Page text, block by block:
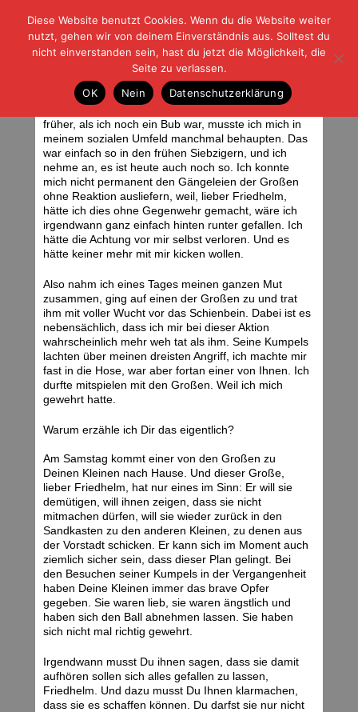
| | |BLOG-GFußball und der Rest
HOME|REGELN|IMPRESSUM |DATENSCHUTZ
Lieber Friedhelm Funkel,
Dienstag, 13.03.07 | 09:25 Uhr
früher, als ich noch ein Bub war, musste ich mich in
meinem sozialen Umfeld manchmal behaupten. Das
war einfach so in den frühen Siebzigern, und ich
nehme an, es ist heute auch noch so. Ich konnte
mich nicht permanent den Gängeleien der Großen
ohne Reaktion ausliefern, weil, lieber Friedhelm,
hätte ich dies ohne Gegenwehr gemacht, wäre ich
irgendwann ganz einfach hinten runter gefallen. Ich
hätte die Achtung vor mir selbst verloren. Und es
hätte keiner mehr mit mir kicken wollen.
Also nahm ich eines Tages meinen ganzen Mut
zusammen, ging auf einen der Großen zu und trat
ihm mit voller Wucht vor das Schienbein. Dabei ist es
nebensächlich, dass ich mir bei dieser Aktion
wahrscheinlich mehr weh tat als ihm. Seine Kumpels
lachten über meinen dreisten Angriff, ich machte mir
fast in die Hose, war aber fortan einer von Ihnen. Ich
durfte mitspielen mit den Großen. Weil ich mich
gewehrt hatte.
Warum erzähle ich Dir das eigentlich?
Am Samstag kommt einer von den Großen zu
Deinen Kleinen nach Hause. Und dieser Große,
lieber Friedhelm, hat nur eines im Sinn: Er will sie
demütigen, will ihnen zeigen, dass sie nicht
mitmachen dürfen, will sie wieder zurück in den
Sandkasten zu den anderen Kleinen, zu denen aus
der Vorstadt schicken. Er kann sich im Moment auch
ziemlich sicher sein, dass dieser Plan gelingt. Bei
den Besuchen seiner Kumpels in der Vergangenheit
haben Deine Kleinen immer das brave Opfer
gegeben. Sie waren lieb, sie waren ängstlich und
haben sich den Ball abnehmen lassen. Sie haben
sich nicht mal richtig gewehrt.
Irgendwann musst Du ihnen sagen, dass sie damit
aufhören sollen sich alles gefallen zu lassen,
Friedhelm. Und dazu musst Du Ihnen klarmachen,
dass sie es schaffen können. Du darfst sie nur nicht
Diese Website benutzt Cookies. Wenn du die Website weiter
nutzt, gehen wir von deinem Einverständnis aus. Solltest du
nicht einverstanden sein, hast du jetzt die Möglichkeit, die
Seite zu verlassen.
OK
Nein Datenschutzerklärung